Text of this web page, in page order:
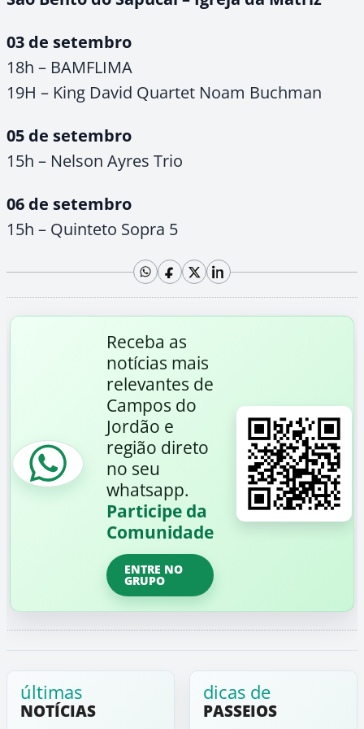
03 de setembro
18h – BAMFLIMA
19H – King David Quartet Noam Buchman
05 de setembro
15h – Nelson Ayres Trio
06 de setembro
15h – Quinteto Sopra 5
Receba as
notícias mais
relevantes de
Campos do
Jordão e
região direto
no seu
whatsapp.
Participe da
Comunidade
ENTRE NO
GRUPO
últimas
NOTÍCIAS
dicas de
PASSEIOS